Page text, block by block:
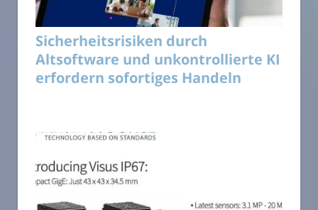
Sicherheitsrisiken durch
Altsoftware und unkontrollierte KI
erfordern sofortiges Handeln